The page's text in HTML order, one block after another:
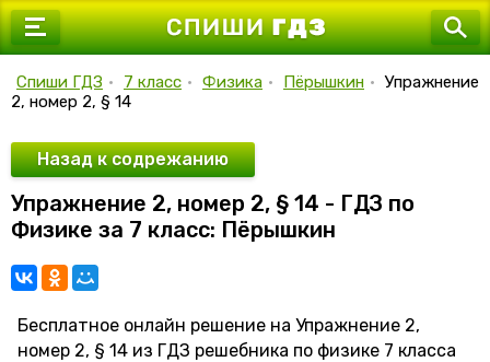
7 класс
9 класс
10 класс
11 класс
Спиши ГДЗ • 7 класс • Физика • Пёрышкин • Упражнение
2, номер 2, § 14
Назад к содрежанию
Упражнение 2, номер 2, § 14 - ГДЗ по
Физике за 7 класс: Пёрышкин
Бесплатное онлайн решение на Упражнение 2,
номер 2, § 14 из ГДЗ решебника по физике 7 класса